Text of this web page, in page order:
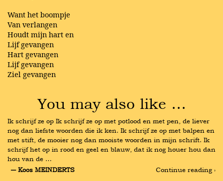
Want het boompje
Van verlangen
Houdt mijn hart en
Lijf gevangen
Hart gevangen
Lijf gevangen
Ziel gevangen
You may also like …
Ik schrijf ze op Ik schrijf ze op met potlood en met pen, de liever
nog dan liefste woorden die ik ken. Ik schrijf ze op met balpen en
met stift, de mooier nog dan mooiste woorden in mijn schrift. Ik
schrijf het op in rood en geel en blauw, dat ik nog houer hou dan
hou van de …
― Koos MEINDERTS
Continue reading ›